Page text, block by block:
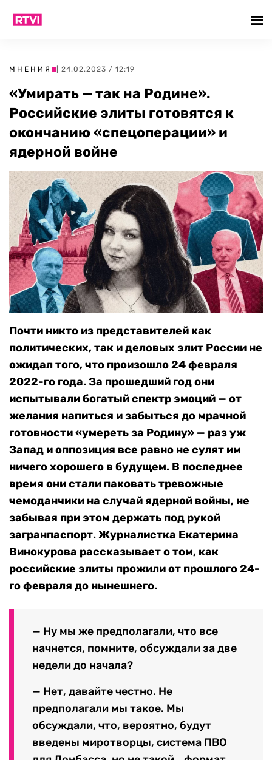
МНЕНИЯ | 24.02.2023 / 12:19
«Умирать — так на Родине».
Российские элиты готовятся к
окончанию «спецоперации» и
ядерной войне
Почти никто из представителей как
политических, так и деловых элит России не
ожидал того, что произошло 24 февраля
2022-го года. За прошедший год они
испытывали богатый спектр эмоций — от
желания напиться и забыться до мрачной
готовности «умереть за Родину» — раз уж
Запад и оппозиция все равно не сулят им
ничего хорошего в будущем. В последнее
время они стали паковать тревожные
чемоданчики на случай ядерной войны, не
забывая при этом держать под рукой
загранпаспорт. Журналистка Екатерина
Винокурова рассказывает о том, как
российские элиты прожили от прошлого 24-
го февраля до нынешнего.
— Ну мы же предполагали, что все
начнется, помните, обсуждали за две
недели до начала?
— Нет, давайте честно. Не
предполагали мы такое. Мы
обсуждали, что, вероятно, будут
введены миротворцы, система ПВО